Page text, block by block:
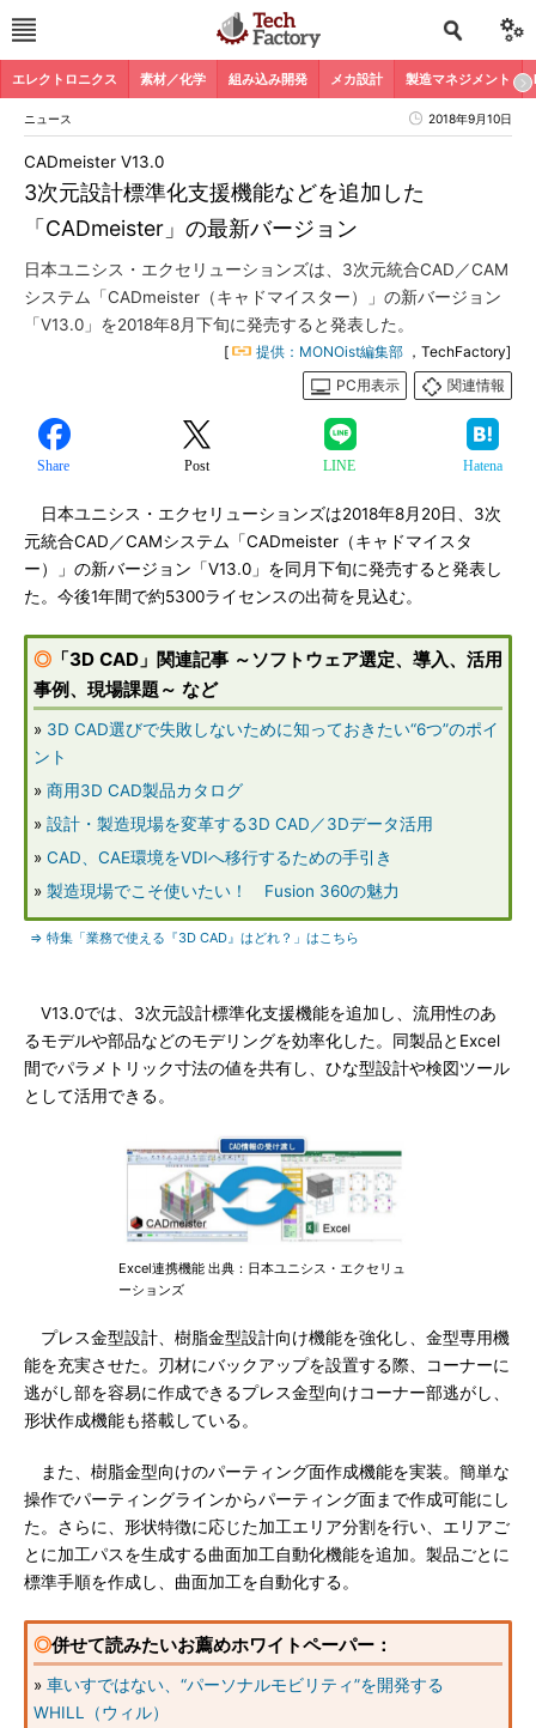
エレクトロニクス 素材／化学 組み込み開発 メカ設計 製造マネジメント
ニュース 2018年9月10日
3次元設計標準化支援機能などを追加した
「CADmeister」の最新バージョン
CADmeister V13.0
日本ユニシス・エクセリューションズは、3次元統合CAD／CAM
システム「CADmeister（キャドマイスター）」の新バージョン
「V13.0」を2018年8月下旬に発売すると発表した。
[ 提供：MONOist編集部 ，TechFactory]
PC用表示
関連情報
Share Post LINE Hatena
日本ユニシス・エクセリューションズは2018年8月20日、3次
元統合CAD／CAMシステム「CADmeister（キャドマイスタ
ー）」の新バージョン「V13.0」を同月下旬に発売すると発表し
た。今後1年間で約5300ライセンスの出荷を見込む。
◎ 「3D CAD」関連記事 ～ソフトウェア選定、導入、活用
事例、現場課題～ など
» 3D CAD選びで失敗しないために知っておきたい“6つ”のポイ
ント
» 商用3D CAD製品カタログ
» 設計・製造現場を変革する3D CAD／3Dデータ活用
» CAD、CAE環境をVDIへ移行するための手引き
» 製造現場でこそ使いたい！ Fusion 360の魅力
⇒ 特集「業務で使える『3D CAD』はどれ？」はこちら
V13.0では、3次元設計標準化支援機能を追加し、流用性のあ
るモデルや部品などのモデリングを効率化した。同製品とExcel
間でパラメトリック寸法の値を共有し、ひな型設計や検図ツール
として活用できる。
Excel連携機能 出典：日本ユニシス・エクセリュ
ーションズ
プレス金型設計、樹脂金型設計向け機能を強化し、金型専用機
能を充実させた。刃材にバックアップを設置する際、コーナーに
逃がし部を容易に作成できるプレス金型向けコーナー部逃がし、
形状作成機能も搭載している。
また、樹脂金型向けのパーティング面作成機能を実装。簡単な
操作でパーティングラインからパーティング面まで作成可能にし
た。さらに、形状特徴に応じた加工エリア分割を行い、エリアご
とに加工パスを生成する曲面加工自動化機能を追加。製品ごとに
標準手順を作成し、曲面加工を自動化する。
◎併せて読みたいお薦めホワイトペーパー：
» 車いすではない、“パーソナルモビリティ”を開発する
WHILL（ウィル）